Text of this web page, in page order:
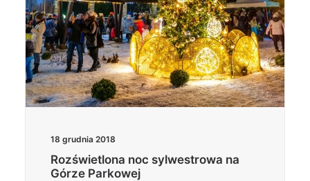
18 grudnia 2018
Rozświetlona noc sylwestrowa na
Górze Parkowej